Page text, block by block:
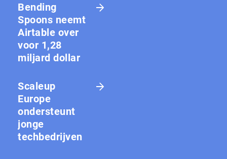
Bending
Spoons neemt
Airtable over
voor 1,28
miljard dollar
Scaleup
Europe
ondersteunt
jonge
techbedrijven